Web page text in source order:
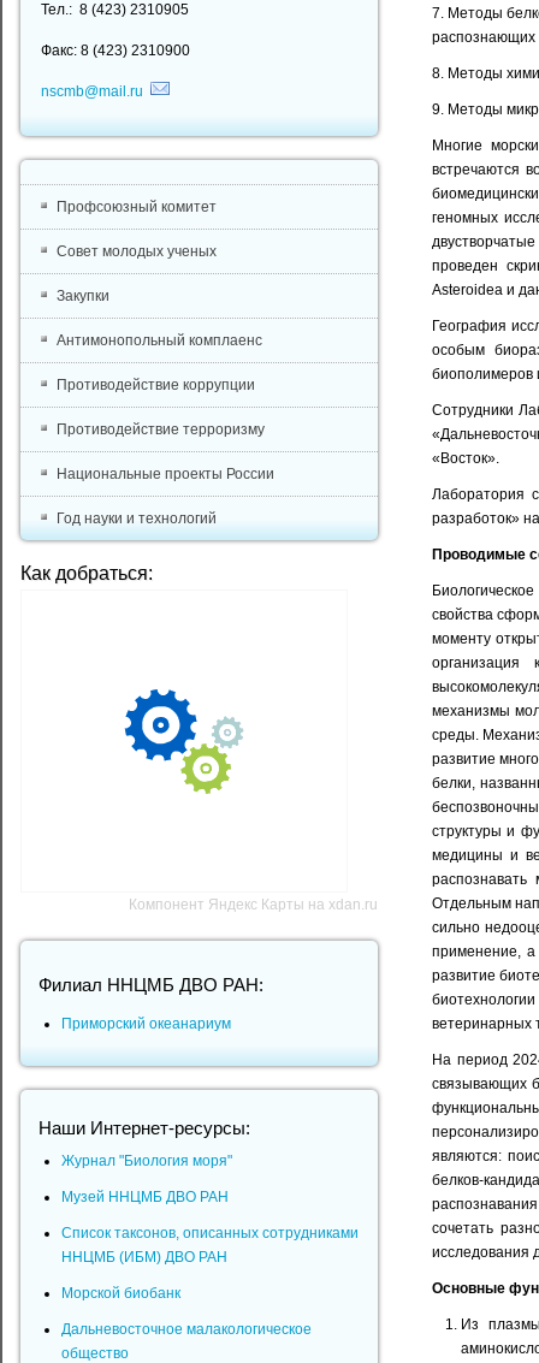
7. Методы
распознающих
8. Методы
9. Методы
Многие
встречаются
геномных
проведен
Asteroidea и
География
особым
биополимеров
Сотрудники
«Восток».
Лаборатория
разработок»
Проводимые
свойства
моменту
организация
механизмы
среды.
развитие
белки,
структуры и
медицины и
Отдельным
сильно
применение, а
развитие
ветеринарных
На период
связывающих
являются:
белков-
сочетать
исследования
Основные
Из
Тел.: 8 (423) 2310905
Факс: 8 (423) 2310900
nscmb@mail.ru
Профсоюзный комитет
Совет молодых ученых
Закупки
Антимонопольный комплаенс
Противодействие коррупции
Противодействие терроризму
Национальные проекты России
Год науки и технологий
Как добраться:
Компонент Яндекс Карты на xdan.ru
Филиал ННЦМБ ДВО РАН:
Приморский океанариум
Наши Интернет-ресурсы:
Журнал "Биология моря"
Музей ННЦМБ ДВО РАН
Список таксонов, описанных сотрудниками
ННЦМБ (ИБМ) ДВО РАН
Морской биобанк
Дальневосточное малакологическое
общество